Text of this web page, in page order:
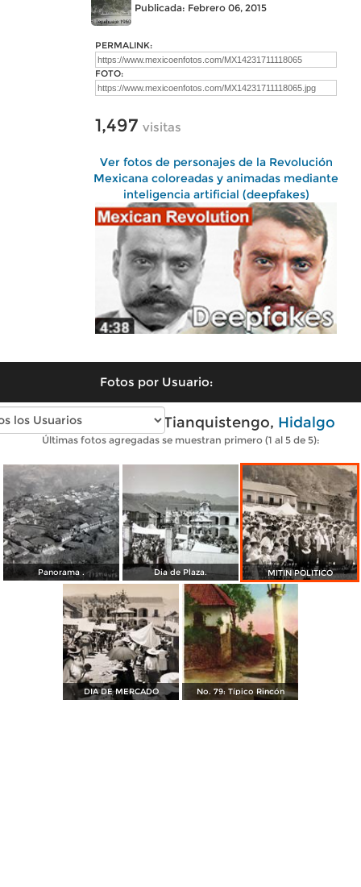
Publicada: Febrero 06, 2015
PERMALINK:
FOTO:
1,497 visitas
Ver fotos de personajes de la Revolución
Mexicana coloreadas y animadas mediante
inteligencia artificial (deepfakes)
Fotos por Usuario:
Fotos antiguas de Tianquistengo, Hidalgo
Últimas fotos agregadas se muestran primero (1 al 5 de 5):
Panorama . Dia de Plaza. MITIN POLITICO
DIA DE MERCADO No. 79: Típico Rincón